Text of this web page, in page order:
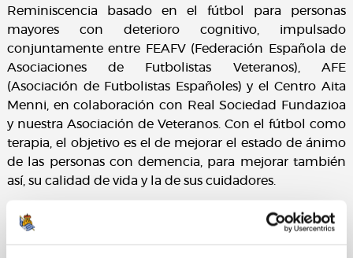
Reminiscencia basado en el fútbol para personas
mayores con deterioro cognitivo, impulsado
conjuntamente entre FEAFV (Federación Española de
Asociaciones de Futbolistas Veteranos), AFE
(Asociación de Futbolistas Españoles) y el Centro Aita
Menni, en colaboración con Real Sociedad Fundazioa
y nuestra Asociación de Veteranos. Con el fútbol como
terapia, el objetivo es el de mejorar el estado de ánimo
de las personas con demencia, para mejorar también
así, su calidad de vida y la de sus cuidadores.
Al término de la sesión, los integrantes del equipo y el
técnico Eusebio Sacristán se han sacado una bonita